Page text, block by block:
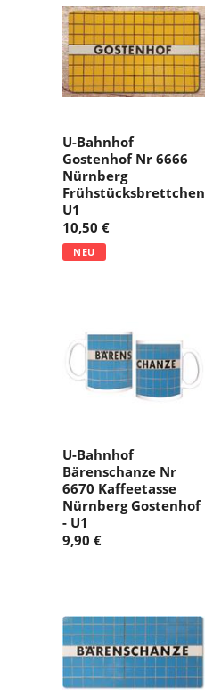
U-Bahnhof
Gostenhof Nr 6666
Nürnberg
Frühstücksbrettchen
U1
10,50 €
NEU
U-Bahnhof
Bärenschanze Nr
6670 Kaffeetasse
Nürnberg Gostenhof
- U1
9,90 €